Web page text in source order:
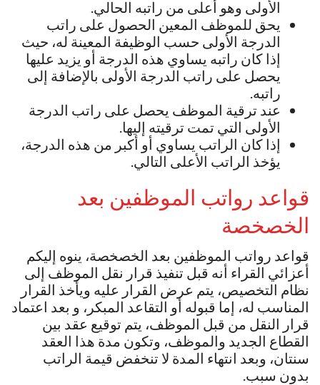
الأولى وهو أعلى من راتبه الحالي.
يحق للموظف المعين الحصول على راتب
الدرجة الأولى حسب الوظيفة المعينة له، حيث
إذا كان راتبه يساوي هذه الدرجة أو يزيد عليها
يحصل على راتب الدرجة الأولى بالإضافة إلى
راتبه.
عند ترقية الموظف يحصل على راتب الدرجة
الأولى التي تمت ترقيته إليها.
إذا كان الراتب يساوي أو أكبر من هذه الدرجة،
يؤخذ الراتب الأعلى التالي.
قواعد رواتب الموظفين بعد
الخصخصة
قواعد رواتب الموظفين بعد الخصخصة، ينوه إليكم
أعزائي القراء أنه قبل تنفيذ قرار نقل الموظف إلى
نظام التخصيص، يتم عرض القرار عليه ويأخذ القرار
المناسب له، إما قبوله أو التقاعد المبكر، و بعد اعتماد
قرار النقل من قبل الموظف، يتم توقيع عقد بين
القطاع الجديد والموظف، وتكون مدة هذا العقد
سنتان، وبعد انتهاء المدة لا تنخفض قيمة الراتب
بدون سبب.